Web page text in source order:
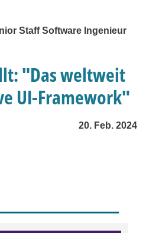
Staff Software Ingenieur
"Das weltweit
UI-Framework"
20. Feb. 2024